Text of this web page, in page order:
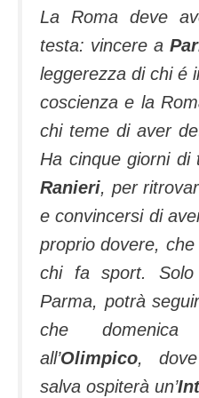
La Roma deve
testa: vincere a
leggerezza di chi é
coscienza e la
chi teme di aver
Ha cinque giorni di
Ranieri, per
e convincersi di
proprio dovere,
chi fa sport.
Parma, potrà
che domenica
all’Olimpico,
salva ospiterà un’